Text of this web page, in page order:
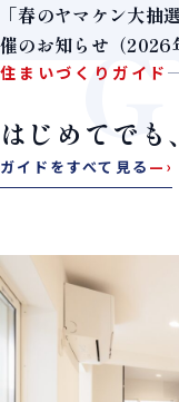
「春のヤマケン大抽
催のお知らせ（2026
住まいづくりガイド
はじめてでも
ガイドをすべて見る —›